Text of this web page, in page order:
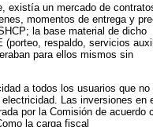
existía un mercado de
momentos de entrega y
la base material de dicho
respaldo, servicios
para ellos mismos sin
a todos los usuarios que no
Las inversiones en
por la Comisión de acuerdo
la carga fiscal